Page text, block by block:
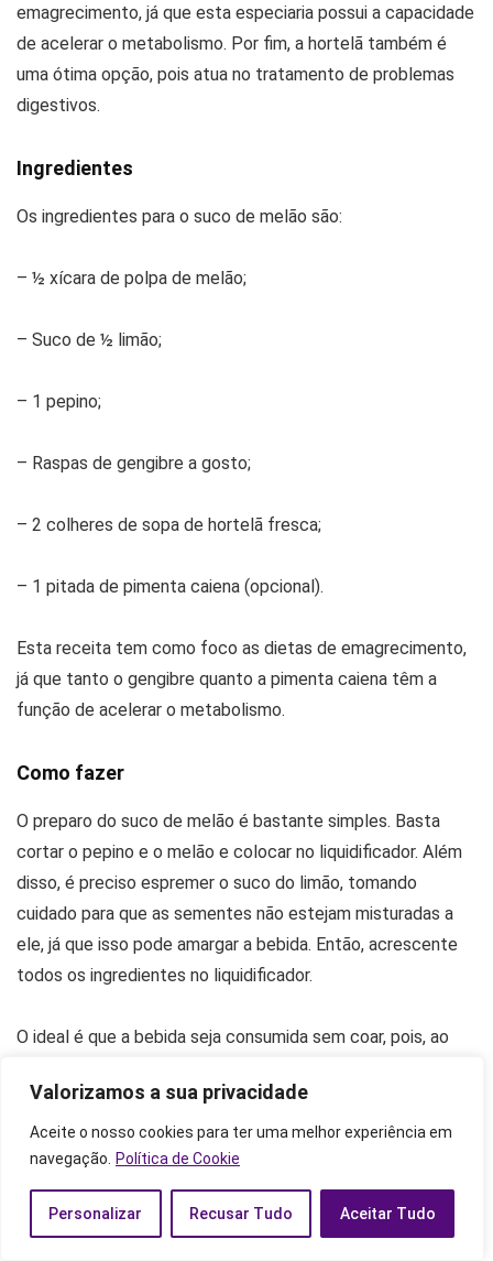
Valorizamos a sua privacidade
Aceite o nosso cookies para ter uma melhor experiência em
navegação.
Política de Cookie
Personalizar Recusar Tudo Aceitar Tudo
emagrecimento, já que esta especiaria possui a capacidade
de acelerar o metabolismo. Por fim, a hortelã também é
uma ótima opção, pois atua no tratamento de problemas
digestivos.
Ingredientes
Os ingredientes para o suco de melão são:
– ½ xícara de polpa de melão;
– Suco de ½ limão;
– 1 pepino;
– Raspas de gengibre a gosto;
– 2 colheres de sopa de hortelã fresca;
– 1 pitada de pimenta caiena (opcional).
Esta receita tem como foco as dietas de emagrecimento,
já que tanto o gengibre quanto a pimenta caiena têm a
função de acelerar o metabolismo.
Como fazer
O preparo do suco de melão é bastante simples. Basta
cortar o pepino e o melão e colocar no liquidificador. Além
disso, é preciso espremer o suco do limão, tomando
cuidado para que as sementes não estejam misturadas a
ele, já que isso pode amargar a bebida. Então, acrescente
todos os ingredientes no liquidificador.
O ideal é que a bebida seja consumida sem coar, pois, ao
deve ser destacado é que armazenar o suco na geladeira
faz com que as propriedades também sejam gradualmente
anuladas, de modo que deve-se fazer somente o que for
consumir no momento.